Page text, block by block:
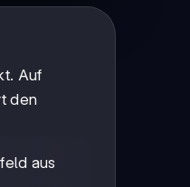
Auf
den
aus